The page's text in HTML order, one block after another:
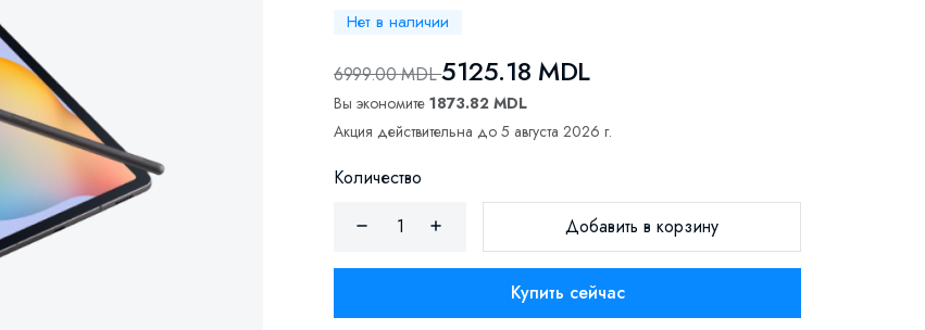
Нет в наличии
6999.00 MDL5125.18 MDL
Вы экономите 1873.82 MDL
Акция действительна до 5 августа 2026 г.
Количество
Добавить в корзину
Купить сейчас